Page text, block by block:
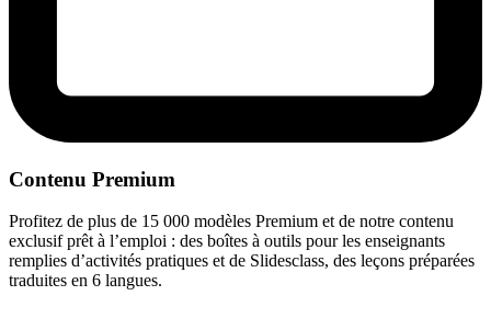
Contenu Premium
Profitez de plus de 15 000 modèles Premium et de notre contenu
exclusif prêt à l’emploi : des boîtes à outils pour les enseignants
remplies d’activités pratiques et de Slidesclass, des leçons préparées
traduites en 6 langues.